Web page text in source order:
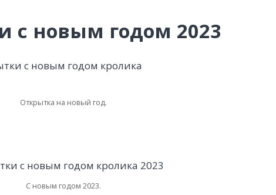
с новым годом 2023
Открытка на новый год.
С новым годом 2023.